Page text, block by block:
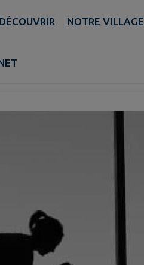
DÉCOUVRIR NOTRE VILLAGE